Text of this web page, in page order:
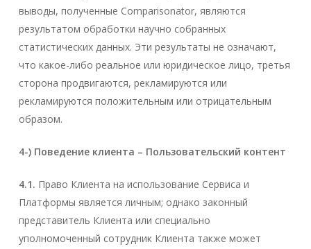
выводы, полученные Comparisonator, являются
результатом обработки научно собранных
статистических данных. Эти результаты не означают,
что какое-либо реальное или юридическое лицо, третья
сторона продвигаются, рекламируются или
рекламируются положительным или отрицательным
образом.
4-) Поведение клиента – Пользовательский контент
4.1. Право Клиента на использование Сервиса и
Платформы является личным; однако законный
представитель Клиента или специально
уполномоченный сотрудник Клиента также может